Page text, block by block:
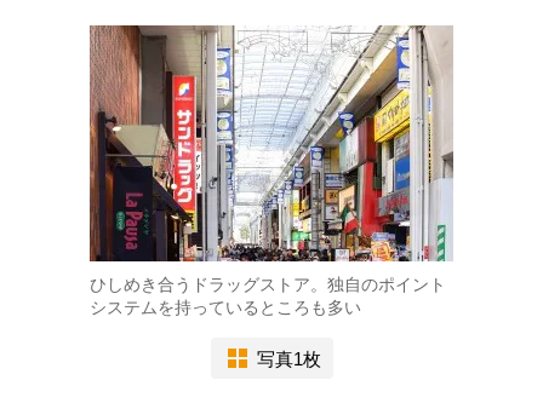
ひしめき合うドラッグストア。独自のポイント
システムを持っているところも多い
写真1枚